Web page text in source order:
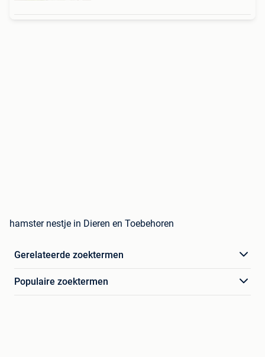
hamster nestje in Dieren en Toebehoren
Gerelateerde zoektermen
Populaire zoektermen